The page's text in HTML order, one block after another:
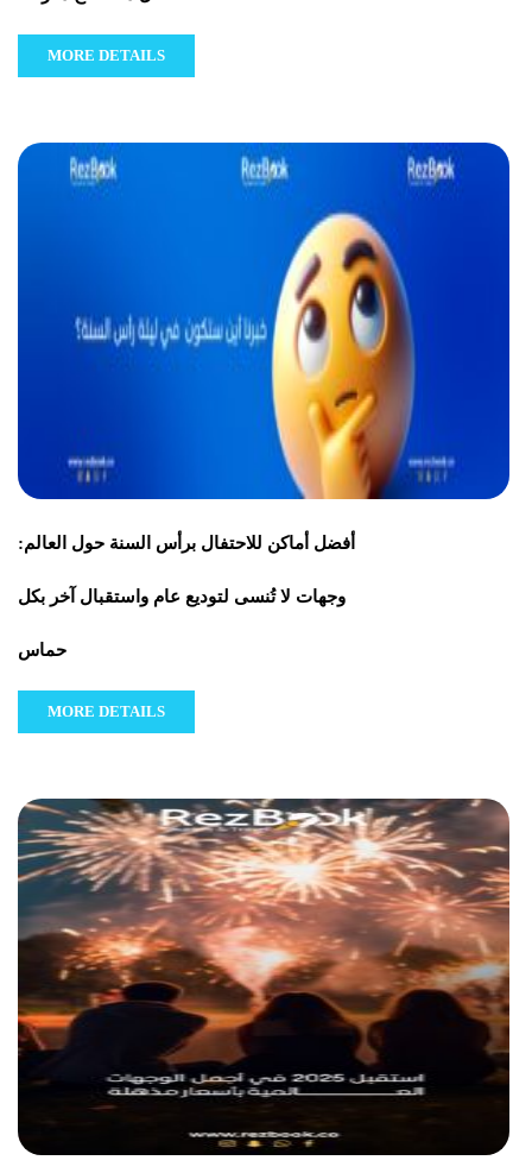
MORE DETAILS
أفضل أماكن للاحتفال برأس السنة حول العالم:
وجهات لا تُنسى لتوديع عام واستقبال آخر بكل
حماس
MORE DETAILS